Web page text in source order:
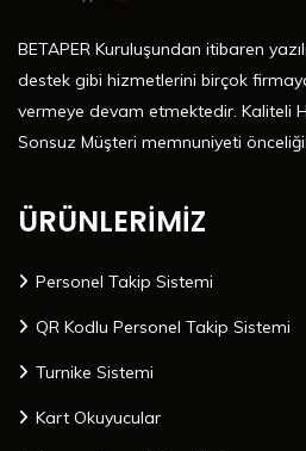
BETAPER Kuruluşundan itibaren
destek gibi hizmetlerini birçok
vermeye devam etmektedir. Kaliteli
Sonsuz Müşteri memnuniyeti
ÜRÜNLERİMİZ
Personel Takip Sistemi
QR Kodlu Personel Takip Sistemi
Turnike Sistemi
Kart Okuyucular